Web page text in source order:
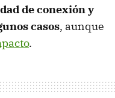
de conexión y
casos, aunque
.